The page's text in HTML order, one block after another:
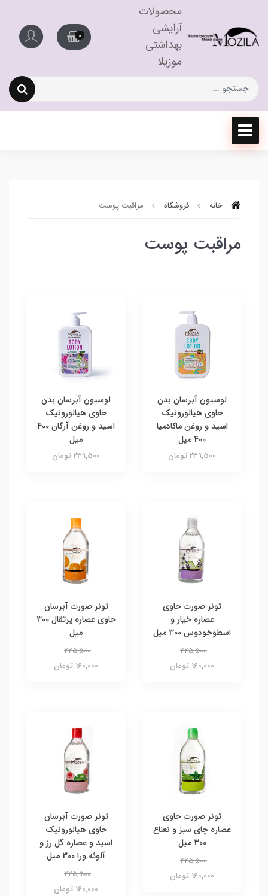
محصولات
آرایشی
بهداشتی
موزیلا
0
خانه فروشگاه مراقبت پوست
مراقبت پوست
لوسیون آبرسان بدن
حاوی هیالورونیک
اسید و روغن ماکادمیا
400 میل
239,500 تومان
لوسیون آبرسان بدن
حاوی هیالورونیک
اسید و روغن آرگان 400
میل
239,500 تومان
تونر صورت حاوی
عصاره خیار و
اسطوخودوس 300 میل
225,500
160,000 تومان
تونر صورت آبرسان
حاوی عصاره پرتقال 300
میل
225,500
160,000 تومان
تونر صورت حاوی
عصاره چای سبز و نعناع
300 میل
225,500
160,000 تومان
تونر صورت آبرسان
حاوی هیالورونیک
اسید و عصاره گل رز و
آلوئه ورا 300 میل
225,500
160,000 تومان